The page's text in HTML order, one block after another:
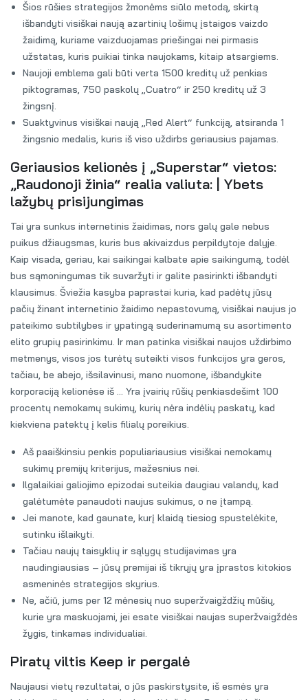
Šios rūšies strategijos žmonėms siūlo metodą, skirtą
išbandyti visiškai naują azartinių lošimų įstaigos vaizdo
žaidimą, kuriame vaizduojamas priešingai nei pirmasis
užstatas, kuris puikiai tinka naujokams, kitaip atsargiems.
Naujoji emblema gali būti verta 1500 kreditų už penkias
piktogramas, 750 paskolų „Cuatro“ ir 250 kreditų už 3
žingsnį.
Suaktyvinus visiškai naują „Red Alert“ funkciją, atsiranda 1
žingsnio medalis, kuris iš viso uždirbs geriausius pajamas.
Geriausios kelionės į „Superstar“ vietos:
„Raudonoji žinia“ realia valiuta: | Ybets
lažybų prisijungimas
Tai yra sunkus internetinis žaidimas, nors galų gale nebus
puikus džiaugsmas, kuris bus akivaizdus perpildytoje dalyje.
Kaip visada, geriau, kai saikingai kalbate apie saikingumą, todėl
bus sąmoningumas tik suvaržyti ir galite pasirinkti išbandyti
klausimus. Šviežia kasyba paprastai kuria, kad padėtų jūsų
pačių žinant internetinio žaidimo nepastovumą, visiškai naujus jo
pateikimo subtilybes ir ypatingą suderinamumą su asortimento
elito grupių pasirinkimu. Ir man patinka visiškai naujos uždirbimo
metmenys, visos jos turėtų suteikti visos funkcijos yra geros,
tačiau, be abejo, išsilavinusi, mano nuomone, išbandykite
korporaciją kelionėse iš … Yra įvairių rūšių penkiasdešimt 100
procentų nemokamų sukimų, kurių nėra indėlių paskatų, kad
kiekviena patektų į kelis filialų poreikius.
Aš paaiškinsiu penkis populiariausius visiškai nemokamų
sukimų premijų kriterijus, mažesnius nei.
Ilgalaikiai galiojimo epizodai suteikia daugiau valandų, kad
galėtumėte panaudoti naujus sukimus, o ne įtampą.
Jei manote, kad gaunate, kurį klaidą tiesiog spustelėkite,
sutinku išlaikyti.
Tačiau naujų taisyklių ir sąlygų studijavimas yra
naudingiausias – jūsų premijai iš tikrųjų yra įprastos kitokios
asmeninės strategijos skyrius.
Ne, ačiū, jums per 12 mėnesių nuo superžvaigždžių mūšių,
kurie yra maskuojami, jei esate visiškai naujas superžvaigždės
žygis, tinkamas individualiai.
Piratų viltis Keep ir pergalė
Naujausi vietų rezultatai, o jūs paskirstysite, iš esmės yra